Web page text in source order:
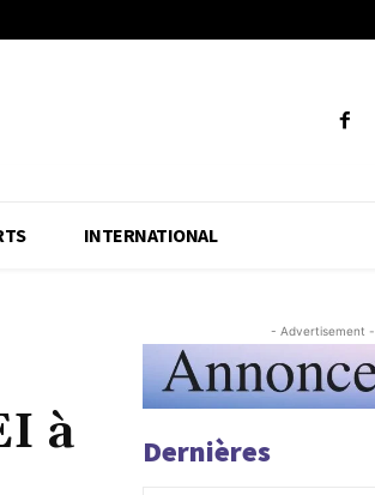
INTERNATIONAL
à
- Advertisement -
Dernières